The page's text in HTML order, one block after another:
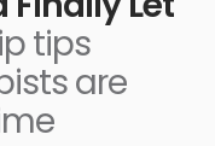
tips
are